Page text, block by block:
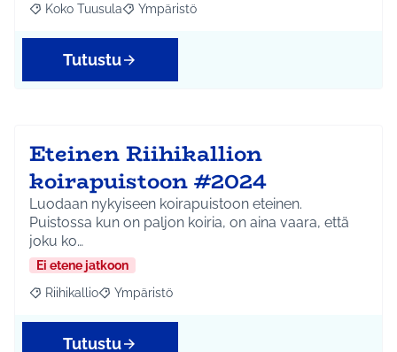
Rajaa tulokset aihepiirin mukaan: Koko Tuusula
Koko Tuusula Rajaa tulokset teeman mukaan: Ympäristö
Ympäristö
Tutustu
Eteinen Riihikallion
koirapuistoon #2024
Luodaan nykyiseen koirapuistoon eteinen.
Puistossa kun on paljon koiria, on aina vaara, että
joku ko…
Ei etene jatkoon
Rajaa tulokset aihepiirin mukaan: Riihikallio
Riihikallio Rajaa tulokset teeman mukaan: Ympäristö
Ympäristö
Tutustu